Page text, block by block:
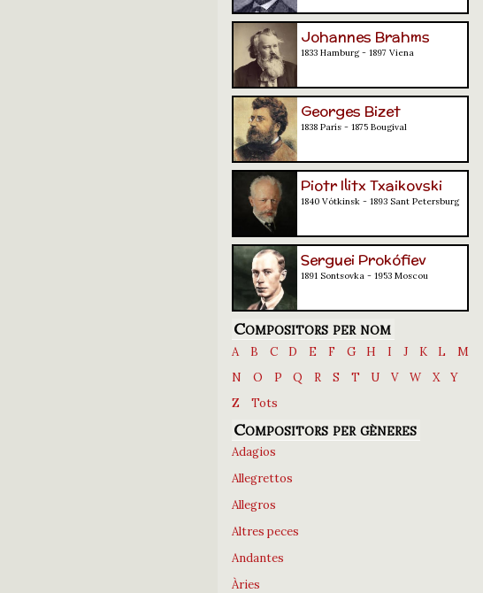
Johannes Brahms
1833 Hamburg - 1897 Viena
Georges Bizet
1838 París - 1875 Bougival
Piotr Ilitx Txaikovski
1840 Vótkinsk - 1893 Sant Petersburg
Serguei Prokófiev
1891 Sontsovka - 1953 Moscou
Compositors per nom
A B C D E F G H I J K L
M
N
O P Q R S T U V W X
Y
Z
Tots
Compositors per gèneres
Adagios
Allegrettos
Allegros
Altres peces
Andantes
Àries